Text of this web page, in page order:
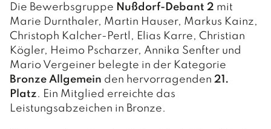
Die Bewerbsgruppe Nußdorf-Debant 2 mit
Marie Durnthaler, Martin Hauser, Markus Kainz,
Christoph Kalcher-Pertl, Elias Karre, Christian
Kögler, Heimo Pscharzer, Annika Senfter und
Mario Vergeiner belegte in der Kategorie
Bronze Allgemein den hervorragenden 21.
Platz. Ein Mitglied erreichte das
Leistungsabzeichen in Bronze.